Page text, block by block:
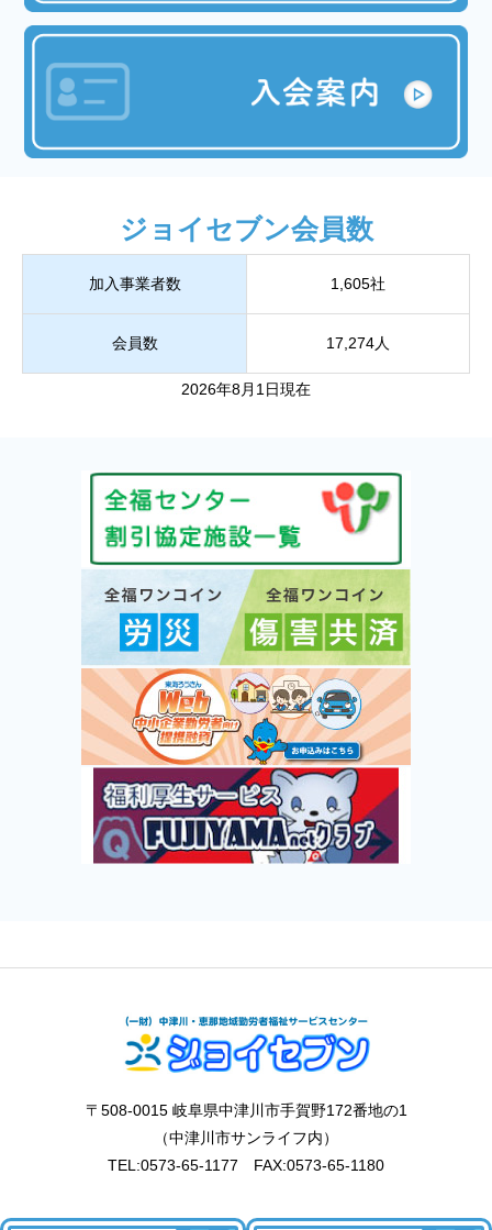
ジョイセブン会員数
加入事業者数 1,605社
会員数 17,274人
2026年8月1日現在
〒508-0015 岐阜県中津川市手賀野172番地の1
（中津川市サンライフ内）
TEL:0573-65-1177 FAX:0573-65-1180